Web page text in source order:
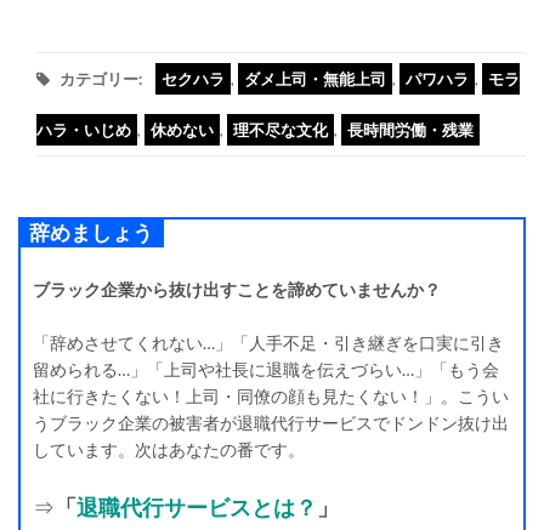
カテゴリー: セクハラ , ダメ上司・無能上司 , パワハラ , モラ
ハラ・いじめ , 休めない , 理不尽な文化 , 長時間労働・残業
辞めましょう
ブラック企業から抜け出すことを諦めていませんか？
「辞めさせてくれない…」「人手不足・引き継ぎを口実に引き
留められる…」「上司や社長に退職を伝えづらい…」「もう会
社に行きたくない！上司・同僚の顔も見たくない！」。こうい
うブラック企業の被害者が退職代行サービスでドンドン抜け出
しています。次はあなたの番です。
⇒ 「退職代行サービスとは？ 」